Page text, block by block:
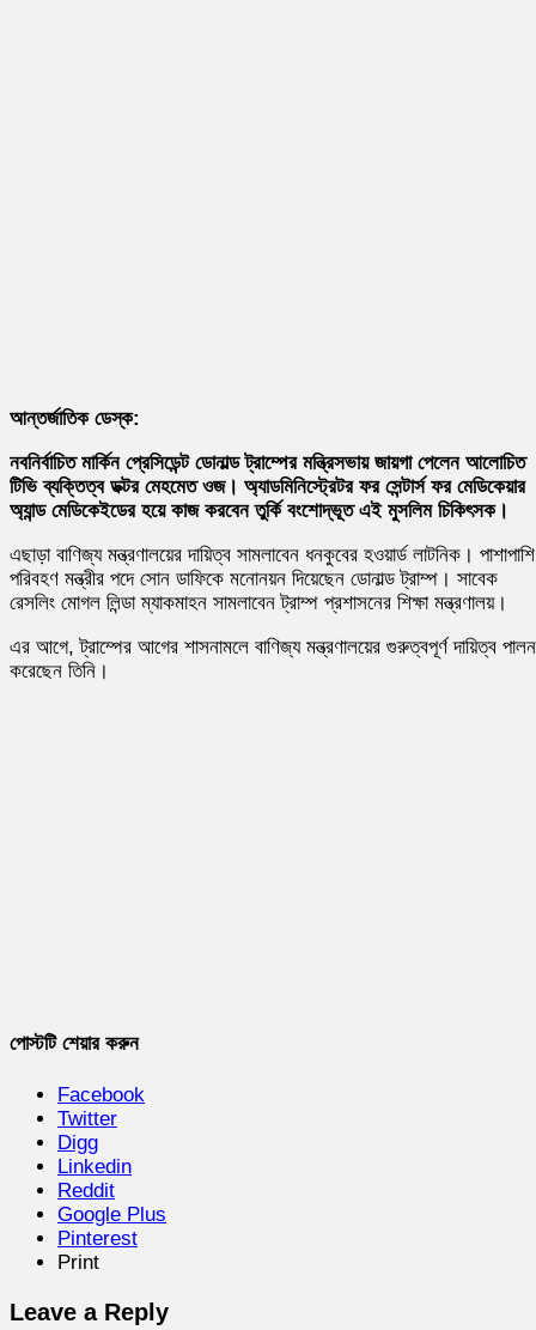
আন্তর্জাতিক ডেস্ক:
নবনির্বাচিত মার্কিন প্রেসিডেন্ট ডোনাল্ড ট্রাম্পের মন্ত্রিসভায় জায়গা পেলেন আলোচিত
টিভি ব্যক্তিত্ব ডক্টর মেহমেত ওজ। অ্যাডমিনিস্ট্রেটর ফর সেন্টার্স ফর মেডিকেয়ার
অ্যান্ড মেডিকেইডের হয়ে কাজ করবেন তুর্কি বংশোদ্ভূত এই মুসলিম চিকিৎসক।
এছাড়া বাণিজ্য মন্ত্রণালয়ের দায়িত্ব সামলাবেন ধনকুবের হওয়ার্ড লাটনিক। পাশাপাশি
পরিবহণ মন্ত্রীর পদে সোন ডাফিকে মনোনয়ন দিয়েছেন ডোনাল্ড ট্রাম্প। সাবেক
রেসলিং মোগল লিন্ডা ম্যাকমাহন সামলাবেন ট্রাম্প প্রশাসনের শিক্ষা মন্ত্রণালয়।
এর আগে, ট্রাম্পের আগের শাসনামলে বাণিজ্য মন্ত্রণালয়ের গুরুত্বপূর্ণ দায়িত্ব পালন
করেছেন তিনি।
পোস্টটি শেয়ার করুন
Facebook
Twitter
Digg
Linkedin
Reddit
Google Plus
Pinterest
Print
Leave a Reply